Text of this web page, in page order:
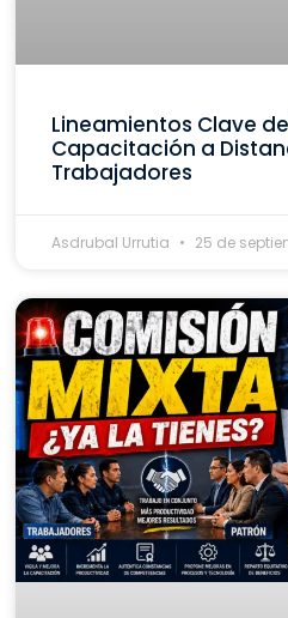
Lineamientos Clave
Capacitación a
Trabajadores
Asdrubal Urrutia 25 de